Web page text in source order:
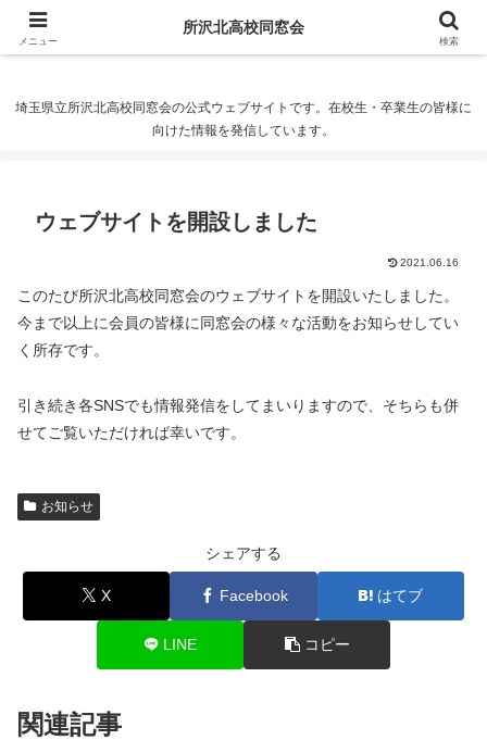
所沢北高校同窓会
埼玉県立所沢北高校同窓会の公式ウェブサイトです。在校生・卒業生の皆様に
向けた情報を発信しています。
ウェブサイトを開設しました
2021.06.16
このたび所沢北高校同窓会のウェブサイトを開設いたしました。
今まで以上に会員の皆様に同窓会の様々な活動をお知らせしてい
く所存です。
引き続き各SNSでも情報発信をしてまいりますので、そちらも併
せてご覧いただければ幸いです。
お知らせ
シェアする
X Facebook はてブ
LINE コピー
関連記事
メニュー
所沢北高校同窓会
検索